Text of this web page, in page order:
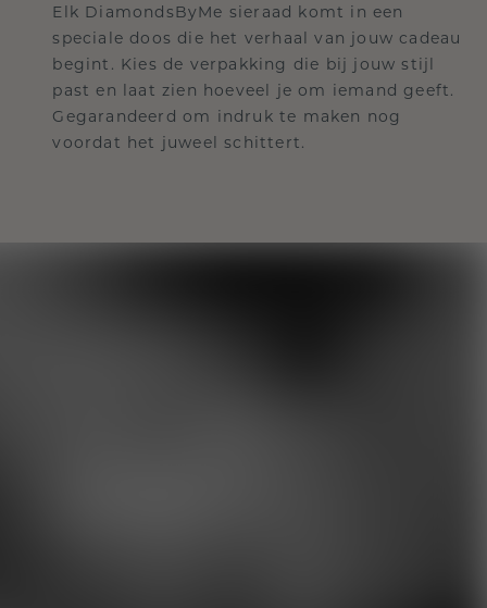
Elk DiamondsByMe sieraad komt in een
speciale doos die het verhaal van jouw cadeau
begint. Kies de verpakking die bij jouw stijl
past en laat zien hoeveel je om iemand geeft.
Gegarandeerd om indruk te maken nog
voordat het juweel schittert.